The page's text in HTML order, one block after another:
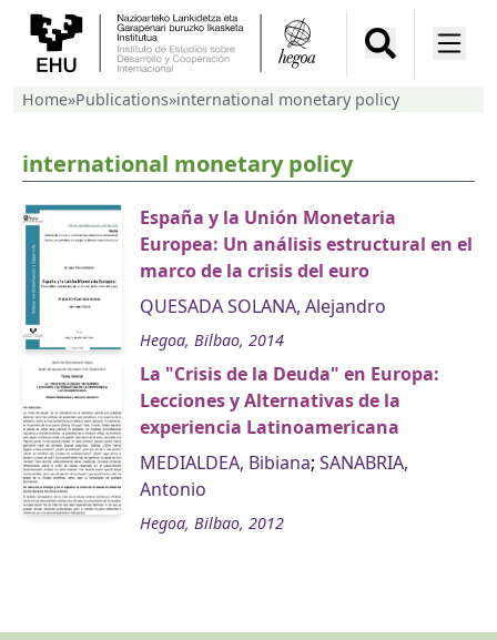
Home»Publications»international monetary policy
international monetary policy
España y la Unión Monetaria
Europea: Un análisis estructural en el
marco de la crisis del euro
QUESADA SOLANA, Alejandro
Hegoa, Bilbao, 2014
La "Crisis de la Deuda" en Europa:
Lecciones y Alternativas de la
experiencia Latinoamericana
MEDIALDEA, Bibiana; SANABRIA,
Antonio
Hegoa, Bilbao, 2012